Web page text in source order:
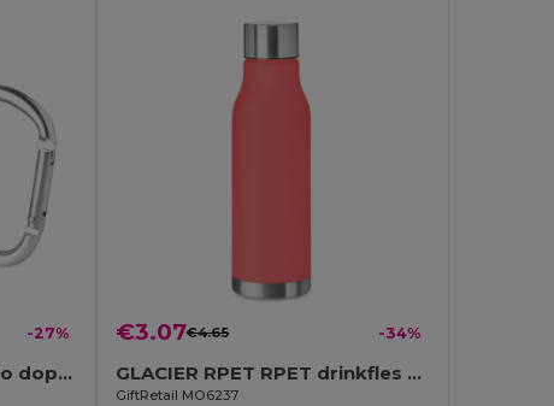
-27%
TRUMBA Tazza in metallo doppio strato
€3.07€4.65 -34%
GLACIER RPET RPET drinkfles 600ML
GiftRetail MO6237